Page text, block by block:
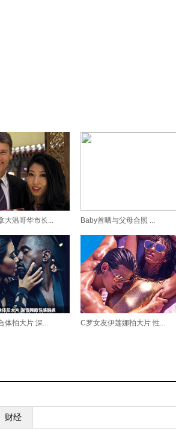
大温哥华市长... Baby首晒与父母合照 ...
体拍大片 深... C罗女友伊莲娜拍大片 性...
财经